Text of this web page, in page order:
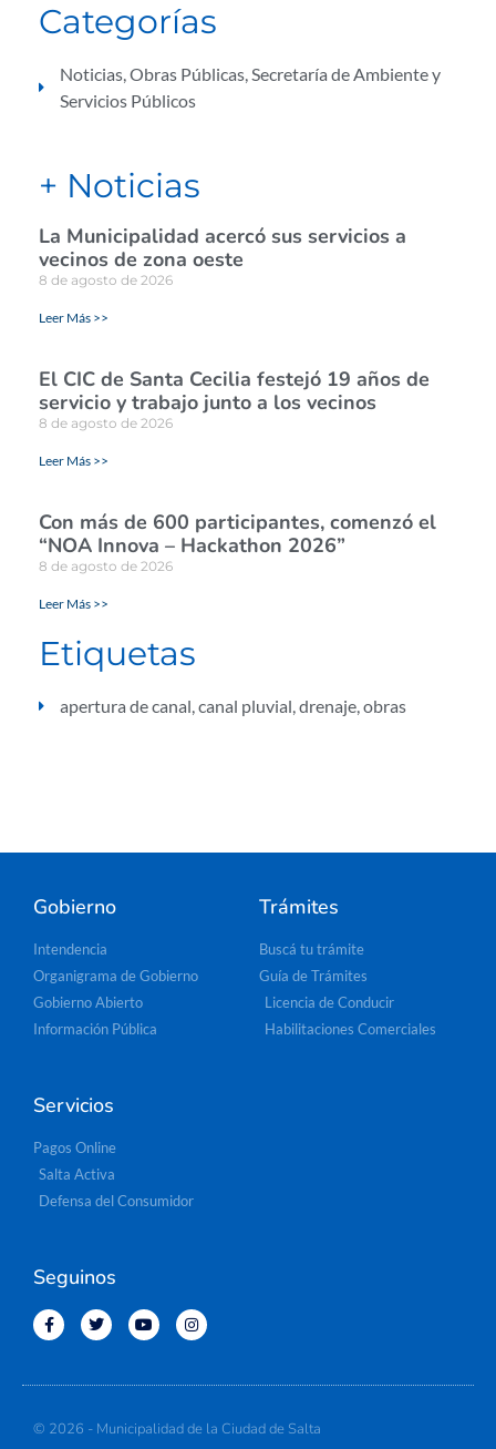
Categorías
Noticias,Obras Públicas,Secretaría de Ambiente y
Servicios Públicos
+ Noticias
La Municipalidad acercó sus servicios a
vecinos de zona oeste
8 de agosto de 2026
Leer Más >>
El CIC de Santa Cecilia festejó 19 años de
servicio y trabajo junto a los vecinos
8 de agosto de 2026
Leer Más >>
Con más de 600 participantes, comenzó el
“NOA Innova – Hackathon 2026”
8 de agosto de 2026
Leer Más >>
Etiquetas
apertura de canal,canal pluvial,drenaje,obras
Gobierno
Intendencia
Organigrama de Gobierno
Gobierno Abierto
Información Pública
Trámites
Buscá tu trámite
Guía de Trámites
Licencia de Conducir
Habilitaciones Comerciales
Servicios
Pagos Online
Salta Activa
Defensa del Consumidor
Seguinos
© 2026 - Municipalidad de la Ciudad de Salta